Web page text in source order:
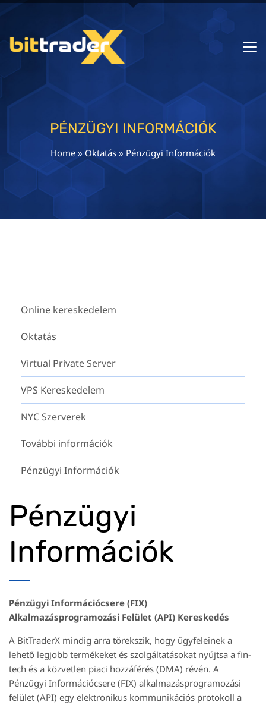
PÉNZÜGYI INFORMÁCIÓK
Home »Oktatás » Pénzügyi Információk
Online kereskedelem
Oktatás
Virtual Private Server
VPS Kereskedelem
NYC Szerverek
További információk
Pénzügyi Információk
Pénzügyi
Információk
Pénzügyi Információcsere (FIX)
Alkalmazásprogramozási Felület (API) Kereskedés
A BitTraderX mindig arra törekszik, hogy ügyfeleinek a
lehető legjobb termékeket és szolgáltatásokat nyújtsa a fin-
tech és a közvetlen piaci hozzáférés (DMA) révén. A
Pénzügyi Információcsere (FIX) alkalmazásprogramozási
felület (API) egy elektronikus kommunikációs protokoll a